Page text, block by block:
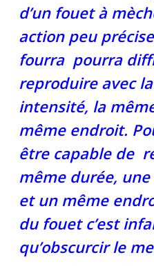
d’un fouet à
action peu
fourra pourra
reproduire avec
intensité, la
même endroit.
être capable de
même durée,
et un même
du fouet c’est
qu’obscurcir le